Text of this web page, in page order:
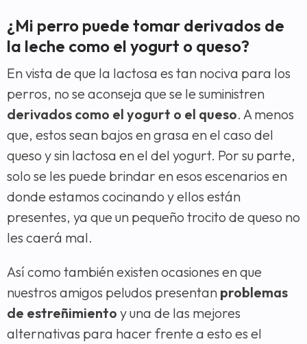
¿Mi perro puede tomar derivados de
la leche como el yogurt o queso?
En vista de que la lactosa es tan nociva para los
perros, no se aconseja que se le suministren
derivados como el yogurt o el queso. A menos
que, estos sean bajos en grasa en el caso del
queso y sin lactosa en el del yogurt. Por su parte,
solo se les puede brindar en esos escenarios en
donde estamos cocinando y ellos están
presentes, ya que un pequeño trocito de queso no
les caerá mal.
Así como también existen ocasiones en que
nuestros amigos peludos presentan problemas
de estreñimiento y una de las mejores
alternativas para hacer frente a esto es el